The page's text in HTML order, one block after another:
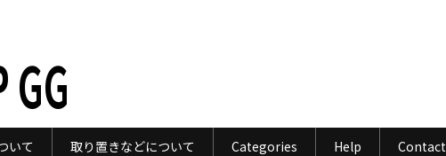
いて 取り置きなどについて Categories Help Contact